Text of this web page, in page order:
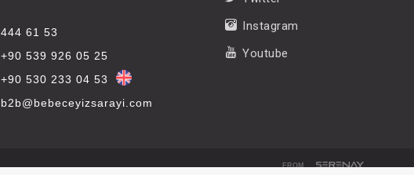
444 61 53
+90 539 926 05 25
+90 530 233 04 53
b2b@bebeceyizsarayi.com
Instagram
Youtube
FROM